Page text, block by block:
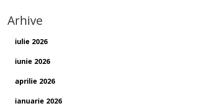
Arhive
iulie 2026
iunie 2026
aprilie 2026
ianuarie 2026